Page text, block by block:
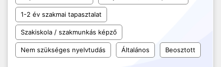
1-2 év szakmai tapasztalat
Szakiskola / szakmunkás képző
Nem szükséges nyelvtudás Általános Beosztott